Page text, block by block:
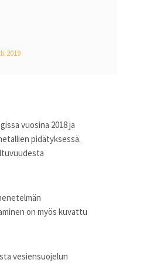
2019
vuosina 2018 ja
pidätyksessä.
on myös kuvattu
vesiensuojelun